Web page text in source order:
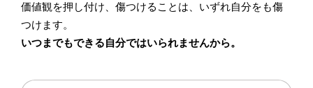
価値観を押し付け、傷つけることは、いずれ自分をも傷
つけます。
いつまでもできる自分ではいられませんから。